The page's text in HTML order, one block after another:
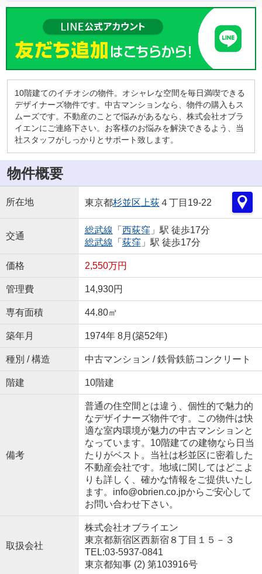
10階建てのイチオシの物件。オシャレな空間を毎日満喫できる
デザイナーズ物件です。中古マンションなら、物件の購入もス
ムーズです。不動産のことで悩みがあるなら、株式会社オブラ
イエンにご連絡下さい。お客様のお悩みを解決できるよう、当
社スタッフがしっかりとサポート致します。
物件概要
所在地 東京都杉並区 上荻４丁目19-22
交通
総武線 「 西荻窪 」駅 徒歩17分
総武線 「 荻窪 」駅 徒歩17分
価格 2,550万円
管理費 14,930円
専有面積 44.80㎡
築年月 1974年 8月(築52年)
種別 / 構造 中古マンション / 鉄骨鉄筋コンクリート
階建 10階建
備考
普通の住空間とは違う、個性的で魅力的
なデザイナーズ物件です。この物件は快
適な室内環境が魅力の中古マンションと
なっています。10階建ての建物なら日当
たりがベスト。当社は杉並区に密着した
不動産会社です。地域に関してはどこよ
りも詳しく、確かな情報をご提供いたし
ます。info@obrien.co.jpからご安心して
お問い合わせ下さい。
取扱会社
株式会社オブライエン
東京都新宿区西新宿８丁目１５－３
TEL:03-5937-0841
東京都知事 (2) 第103916号